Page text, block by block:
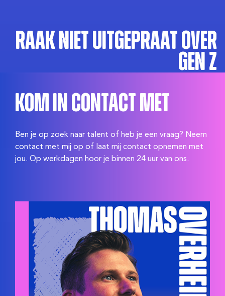
Raak niet uitgepraat over
Gen Z
Kom in contact met
Ben je op zoek naar talent of heb je een vraag? Neem
contact met mij op of laat mij contact opnemen met
jou. Op werkdagen hoor je binnen 24 uur van ons.